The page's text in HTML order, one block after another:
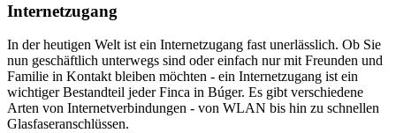
Internetzugang
In der heutigen Welt ist ein Internetzugang fast unerlässlich. Ob Sie
nun geschäftlich unterwegs sind oder einfach nur mit Freunden und
Familie in Kontakt bleiben möchten - ein Internetzugang ist ein
wichtiger Bestandteil jeder Finca in Búger. Es gibt verschiedene
Arten von Internetverbindungen - von WLAN bis hin zu schnellen
Glasfaseranschlüssen.